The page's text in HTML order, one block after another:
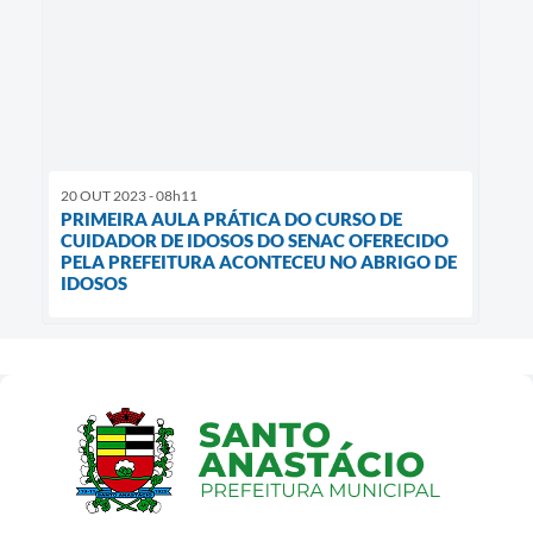
20 OUT 2023 - 08h11
PRIMEIRA AULA PRÁTICA DO CURSO DE
CUIDADOR DE IDOSOS DO SENAC OFERECIDO
PELA PREFEITURA ACONTECEU NO ABRIGO DE
IDOSOS